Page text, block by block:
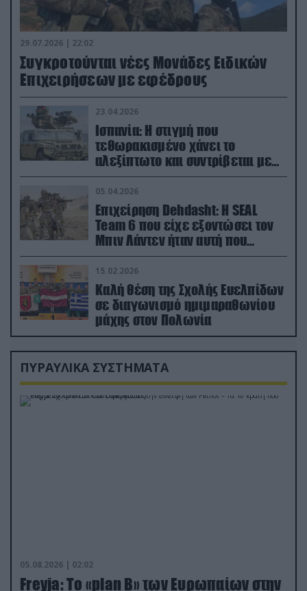
29.07.2026 | 22:02
Συγκροτούνται νέες Μονάδες Ειδικών
Επιχειρήσεων με εφέδρους
23.04.2026
Ισπανία: Η στιγμή που
τεθωρακισμένο χάνει το
αλεξίπτωτο και συντρίβεται με
ορμή στο έδαφος (βίντεο)
05.04.2026
Επιχείρηση Dehdasht: Η SEAL
Team 6 που είχε εξοντώσει τον
Μπιν Λάντεν ήταν αυτή που
διέσωσε τον πιλότο του F-15
15.02.2026
Καλή θέση της Σχολής Ευελπίδων
σε διαγωνισμό ημιμαραθωνίου
μάχης στον Πολωνία
ΠΥΡΑΥΛΙΚΑ ΣΥΣΤΗΜΑΤΑ
05.08.2026 | 02:02
Freyja: Το «plan Β» των Ευρωπαίων στην